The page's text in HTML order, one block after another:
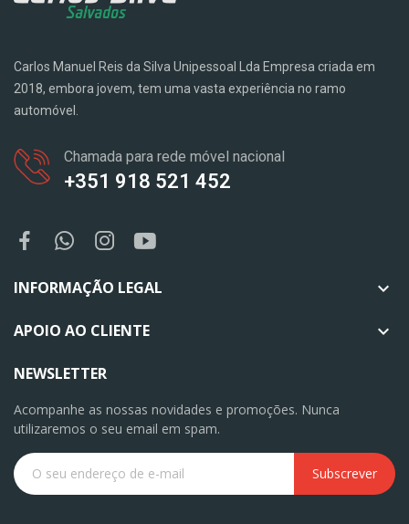
Carlos Manuel Reis da Silva Unipessoal Lda Empresa criada em
2018, embora jovem, tem uma vasta experiência no ramo
automóvel.
Chamada para rede móvel nacional
+351 918 521 452
INFORMAÇÃO LEGAL 
APOIO AO CLIENTE 
NEWSLETTER
Acompanhe as nossas novidades e promoções. Nunca
utilizaremos o seu email em spam.
Subscrever